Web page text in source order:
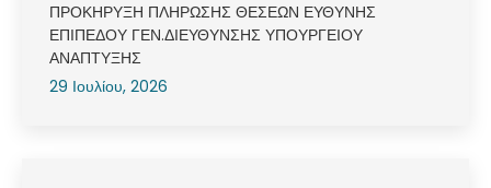
ΠΡΟΚΗΡΥΞΗ ΠΛΗΡΩΣΗΣ ΘΕΣΕΩΝ ΕΥΘΥΝΗΣ
ΕΠΙΠΕΔΟΥ ΓΕΝ.ΔΙΕΥΘΥΝΣΗΣ ΥΠΟΥΡΓΕΙΟΥ
ΑΝΑΠΤΥΞΗΣ
29 Ιουλίου, 2026